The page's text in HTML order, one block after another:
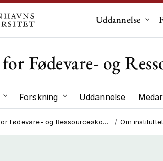
Uddannelse
Fødevare- og
Undermenu til "Om instituttet"
Forskning Undermenu til
Uddannelse
Fødevare- og Ressourceøkonomi Om instituttet